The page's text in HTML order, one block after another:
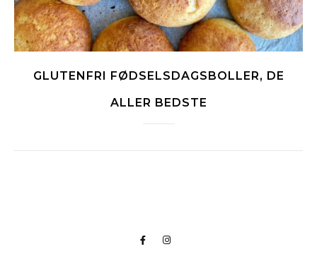
GLUTENFRI FØDSELSDAGSBOLLER, DE
ALLER BEDSTE